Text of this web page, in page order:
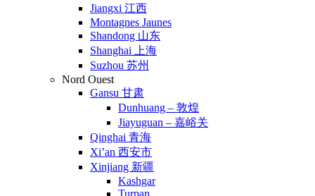
Jiangxi 江西
Montagnes Jaunes
Shandong 山东
Shanghai 上海
Suzhou 苏州
Nord Ouest
Gansu 甘肃
Dunhuang – 敦煌
Jiayuguan – 嘉峪关
Qinghai 青海
Xi’an 西安市
Xinjiang 新疆
Kashgar
Turpan